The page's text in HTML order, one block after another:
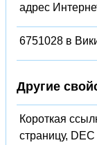
адрес
6751028 в
Другие
Короткая
страницу, DEC